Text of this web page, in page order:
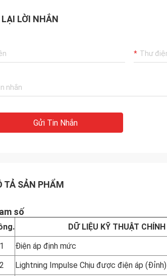
LỜI NHẮN
Gửi Tin Nhắn
TẢ SẢN PHẨM
số
DỮ LIỆU KỸ THUẬT CHÍNH
Điện áp định mức
Lightning Impulse Chịu được điện áp (Đỉnh)